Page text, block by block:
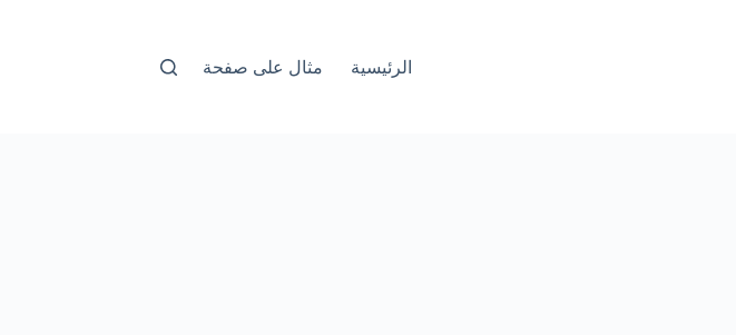
الرئيسية مثال على صفحة